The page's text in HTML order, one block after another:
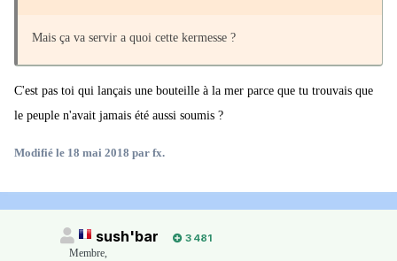
Mais ça va servir a quoi cette kermesse ?
C'est pas toi qui lançais une bouteille à la mer parce que tu trouvais que
le peuple n'avait jamais été aussi soumis ?
Modifié le 18 mai 2018 par fx.
sush'bar
3 481
Membre,